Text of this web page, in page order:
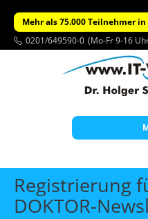
Mehr als 75.000 Teilnehmer in
0201/649590-0 (Mo-Fr 9-16
Start
Themen
Registrierung
DOKTOR-